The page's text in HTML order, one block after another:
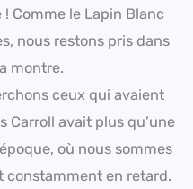
Comme le Lapin Blanc
nous restons pris dans
montre.
ceux qui avaient
Carroll avait plus qu’une
où nous sommes
constamment en retard.